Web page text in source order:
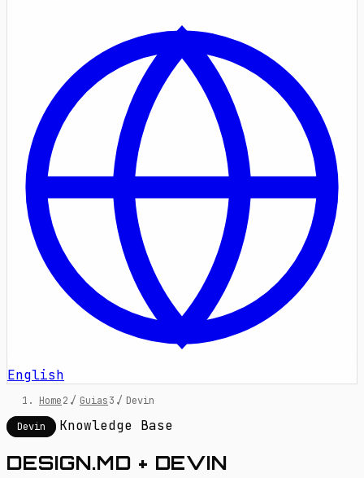
English
Home / Guias / Devin
Devin
Knowledge Base
DESIGN.MD + DEVIN